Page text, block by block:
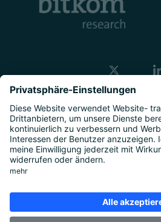
Unternehmen